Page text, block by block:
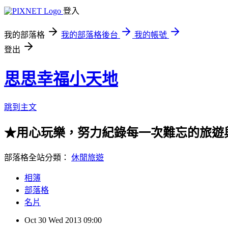
登入
我的部落格 我的部落格後台
我的帳號
登出
思思幸福小天地
跳到主文
★用心玩樂，努力紀錄每一次難忘的旅遊
部落格全站分類： 休閒旅遊
相簿
部落格
名片
Oct 30 Wed 2013 09:00